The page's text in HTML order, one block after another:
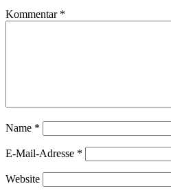
Kommentar *
Name *
E-Mail-Adresse *
Website